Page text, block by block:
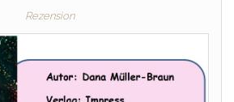
Rezension